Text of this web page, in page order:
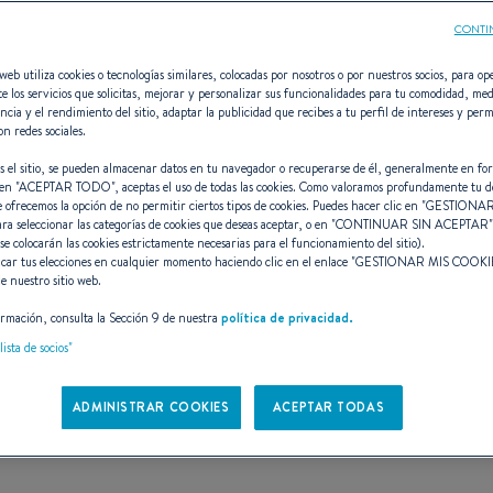
8
EN TODOS LOS
utiliza cookies o tecnologías similares, colocadas por nosotros o por nuestros socios, para
los servicios que solicitas, mejorar y personalizar sus funcionalidades para tu comodidad,
y el rendimiento del sitio, adaptar la publicidad que recibes a tu perfil de intereses y
redes sociales.
el sitio, se pueden almacenar datos en tu navegador o recuperarse de él, generalmente en
"ACEPTAR TODO", aceptas el uso de todas las cookies. Como valoramos profundamente tu
la opción de no permitir ciertos tipos de cookies. Puedes hacer clic en "
seleccionar las categorías de cookies que deseas aceptar, o en "CONTINUAR SIN ACEPTAR
colocarán las cookies estrictamente necesarias para el funcionamiento del sitio).
tus elecciones en cualquier momento haciendo clic en el enlace "GESTIONAR MIS
nuestro sitio web.
consulta la Sección 9 de nuestra política de privacidad.
de socios"
ADMINISTRAR COOKIES ACEPTAR TODAS